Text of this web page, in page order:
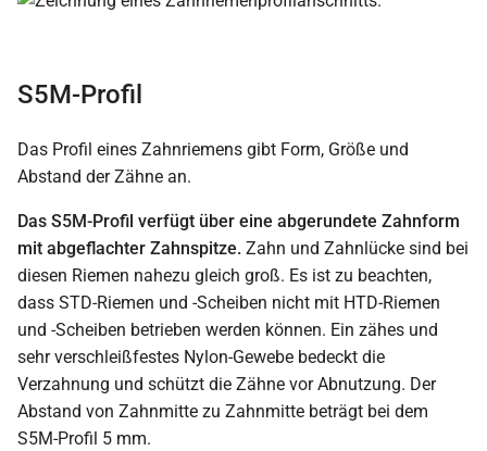
S5M-Profil
Das Profil eines Zahnriemens gibt Form, Größe und
Abstand der Zähne an.
Das S5M-Profil verfügt über eine abgerundete Zahnform
mit abgeflachter Zahnspitze. Zahn und Zahnlücke sind bei
diesen Riemen nahezu gleich groß. Es ist zu beachten,
dass STD-Riemen und -Scheiben nicht mit HTD-Riemen
und -Scheiben betrieben werden können. Ein zähes und
sehr verschleißfestes Nylon-Gewebe bedeckt die
Verzahnung und schützt die Zähne vor Abnutzung. Der
Abstand von Zahnmitte zu Zahnmitte beträgt bei dem
S5M-Profil 5 mm.